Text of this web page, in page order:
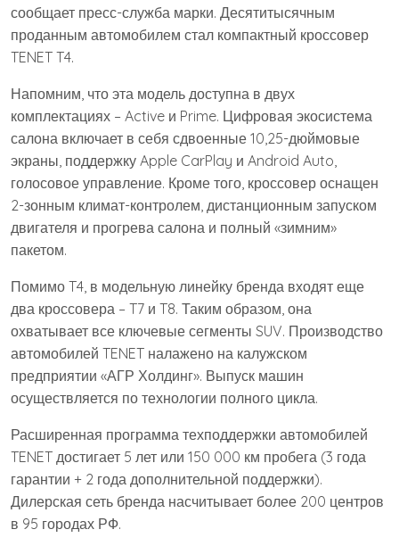
сообщает пресс-служба марки. Десятитысячным
проданным автомобилем стал компактный кроссовер
TENET T4.
Напомним, что эта модель доступна в двух
комплектациях – Active и Prime. Цифровая экосистема
салона включает в себя сдвоенные 10,25-дюймовые
экраны, поддержку Apple CarPlay и Android Auto,
голосовое управление. Кроме того, кроссовер оснащен
2-зонным климат-контролем, дистанционным запуском
двигателя и прогрева салона и полный «зимним»
пакетом.
Помимо T4, в модельную линейку бренда входят еще
два кроссовера – T7 и T8. Таким образом, она
охватывает все ключевые сегменты SUV. Производство
автомобилей TENET налажено на калужском
предприятии «АГР Холдинг». Выпуск машин
осуществляется по технологии полного цикла.
Расширенная программа техподдержки автомобилей
TENET достигает 5 лет или 150 000 км пробега (3 года
гарантии + 2 года дополнительной поддержки).
Дилерская сеть бренда насчитывает более 200 центров
в 95 городах РФ.